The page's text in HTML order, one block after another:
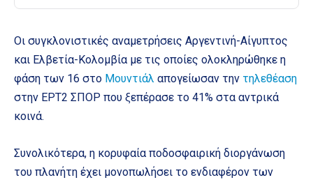
Οι συγκλονιστικές αναμετρήσεις Αργεντινή-Αίγυπτος
και Ελβετία-Κολομβία με τις οποίες ολοκληρώθηκε η
φάση των 16 στο Μουντιάλ απογείωσαν την τηλεθέαση
στην ΕΡΤ2 ΣΠΟΡ που ξεπέρασε το 41% στα αντρικά
κοινά.
Συνολικότερα, η κορυφαία ποδοσφαιρική διοργάνωση
του πλανήτη έχει μονοπωλήσει το ενδιαφέρον των